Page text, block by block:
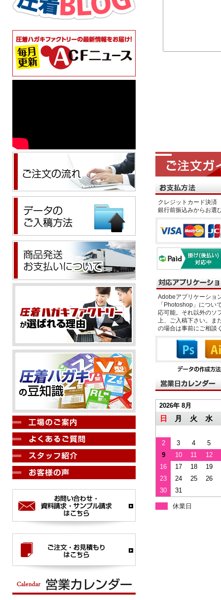
クレジットカード決
銀行前振込みからお選
Adobeアプリケーショ
「Photoshop」につい
応可能。それ以外のソ
上、ご入稿下さい。ま
の場合は事前にご相談
2026年 8月
日 月 火 水
2 3 4
5
9
10 11
12
16
17 18
19
23
24 25
26
30
31
休業日